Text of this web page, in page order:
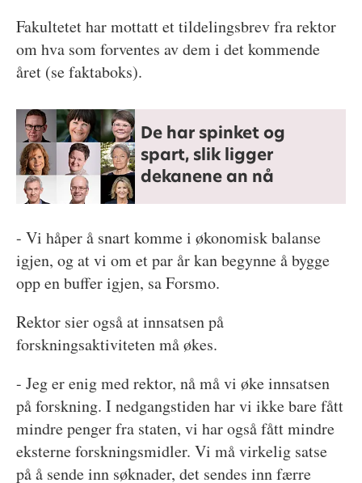
Fakultetet har mottatt et tildelingsbrev fra rektor
om hva som forventes av dem i det kommende
året (se faktaboks).
De har spinket og
spart, slik ligger
dekanene an nå
- Vi håper å snart komme i økonomisk balanse
igjen, og at vi om et par år kan begynne å bygge
opp en buffer igjen, sa Forsmo.
Rektor sier også at innsatsen på
forskningsaktiviteten må økes.
- Jeg er enig med rektor, nå må vi øke innsatsen
på forskning. I nedgangstiden har vi ikke bare fått
mindre penger fra staten, vi har også fått mindre
eksterne forskningsmidler. Vi må virkelig satse
på å sende inn søknader, det sendes inn færre